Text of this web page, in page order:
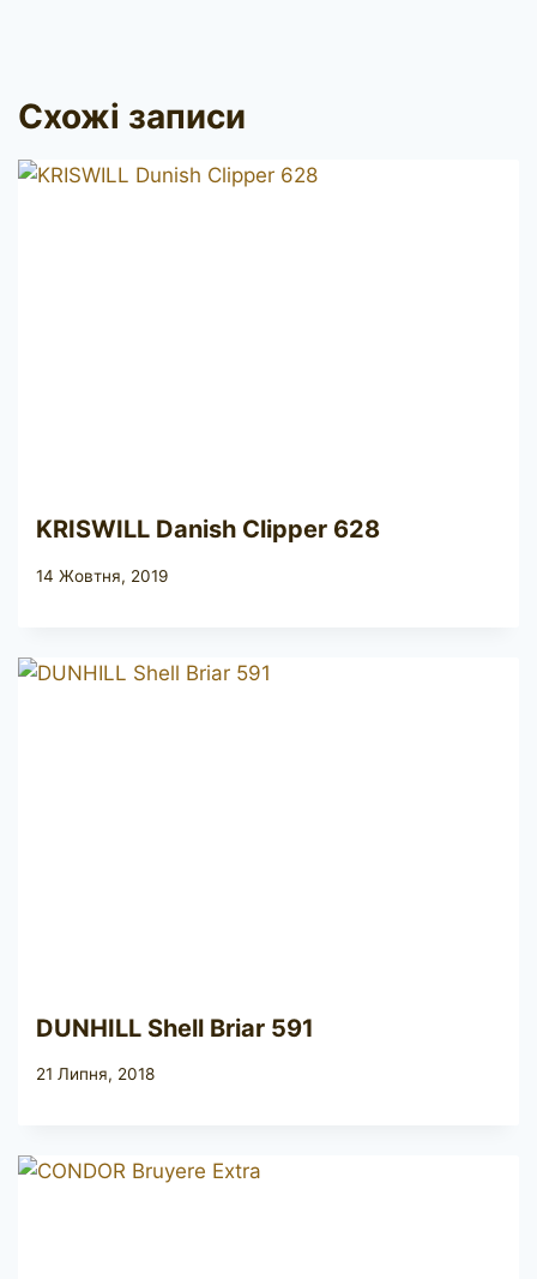
Схожі записи
KRISWILL Danish Clipper 628
14 Жовтня, 2019
DUNHILL Shell Briar 591
21 Липня, 2018